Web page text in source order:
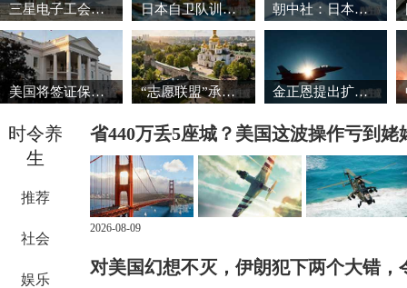
三星电子工会暂缓罢工 韩国股市强劲反弹 日本自卫队训练场爆炸事故致3死1重伤 朝中社：日本推动军国主义复活将触碰“红线”
美国将签证保证金国家名单扩大至38国 “志愿联盟”承诺向乌克兰提供安全保障 金正恩提出扩大导弹生产能力的必要性
时令养
生
推荐
社会
娱乐
省440万丢5座城？美国这波操作亏到姥
2026-08-09
对美国幻想不灭，伊朗犯下两个大错，